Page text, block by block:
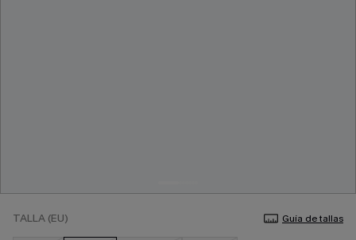
TALLA (EU) Guía de tallas